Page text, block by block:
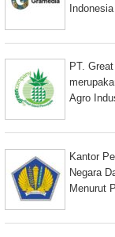
PT.
Agro
Kantor
Negara
Menurut